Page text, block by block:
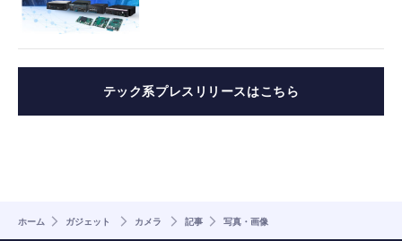
テック系プレスリリースはこちら
ホーム ガジェット カメラ 記事 写真・画像